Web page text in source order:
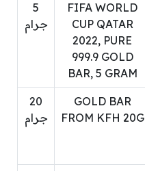
FIFA WORLD
CUP QATAR
2022, PURE
999.9 GOLD
BAR, 5 GRAM
5
جرام
GOLD BAR
FROM KFH 20G
20
جرام